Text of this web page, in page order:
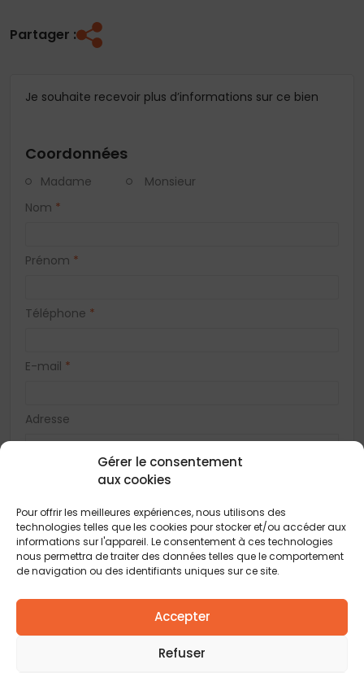
Gérer le consentement
aux cookies
Pour offrir les meilleures expériences, nous utilisons des
technologies telles que les cookies pour stocker et/ou accéder aux
informations sur l'appareil. Le consentement à ces technologies
nous permettra de traiter des données telles que le comportement
de navigation ou des identifiants uniques sur ce site.
Accepter
Refuser
Partager :
Je souhaite recevoir plus d’informations sur ce bien
Coordonnées
Madame
Monsieur
Nom *
Prénom *
Téléphone *
E-mail *
Adresse
*
Ville*
Vous acceptez de recevoir des offres concernant des biens
similaires de la part de Construction Horizontale
Vous acceptez de recevoir des offres concernant des biens
similaires de la part de nos partenaires